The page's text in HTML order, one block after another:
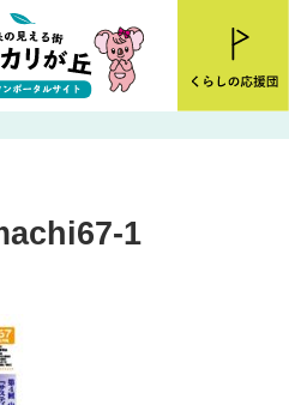
が丘とは
ース
いを探す
線・こあらバス
合わせ
1